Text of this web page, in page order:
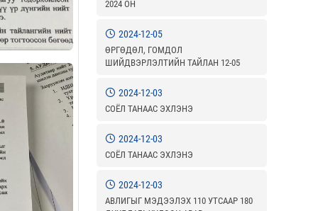
2024 ОН
2024-12-05
ӨРГӨДӨЛ, ГОМДОЛ
ШИЙДВЭРЛЭЛТИЙН ТАЙЛАН 12-05
2024-12-03
СОЁЛ ТАНААС ЭХЛЭНЭ
2024-12-03
СОЁЛ ТАНААС ЭХЛЭНЭ
2024-12-03
АВЛИГЫГ МЭДЭЭЛЭХ 110 УТСААР 180